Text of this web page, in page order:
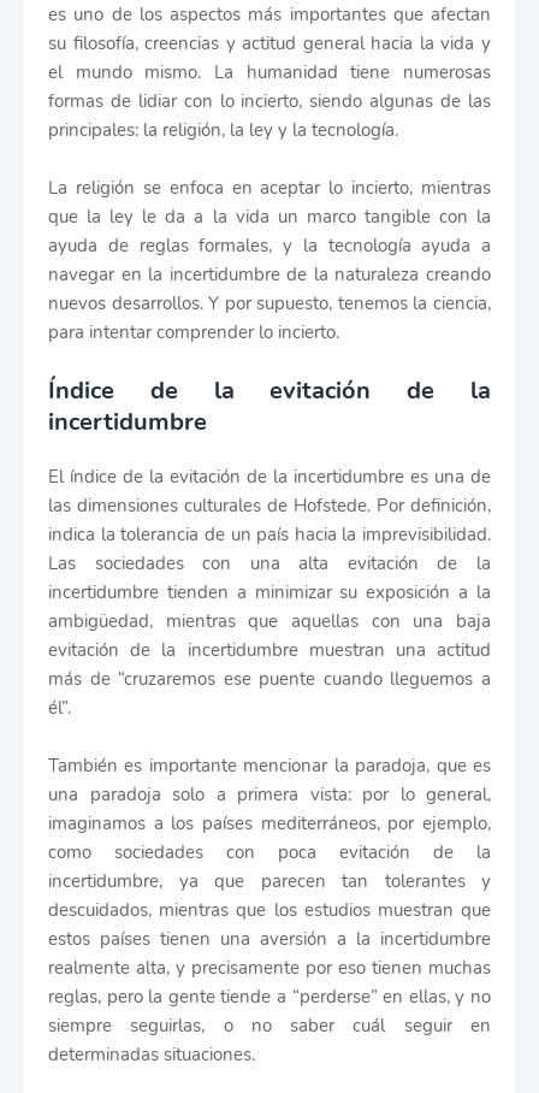
es uno de los aspectos más importantes que afectan
su filosofía, creencias y actitud general hacia la vida y
el mundo mismo. La humanidad tiene numerosas
formas de lidiar con lo incierto, siendo algunas de las
principales: la religión, la ley y la tecnología.
La religión se enfoca en aceptar lo incierto, mientras
que la ley le da a la vida un marco tangible con la
ayuda de reglas formales, y la tecnología ayuda a
navegar en la incertidumbre de la naturaleza creando
nuevos desarrollos. Y por supuesto, tenemos la ciencia,
para intentar comprender lo incierto.
Índice de la evitación de la
incertidumbre
El índice de la evitación de la incertidumbre es una de
las dimensiones culturales de Hofstede. Por definición,
indica la tolerancia de un país hacia la imprevisibilidad.
Las sociedades con una alta evitación de la
incertidumbre tienden a minimizar su exposición a la
ambigüedad, mientras que aquellas con una baja
evitación de la incertidumbre muestran una actitud
más de “cruzaremos ese puente cuando lleguemos a
él”.
También es importante mencionar la paradoja, que es
una paradoja solo a primera vista: por lo general,
imaginamos a los países mediterráneos, por ejemplo,
como sociedades con poca evitación de la
incertidumbre, ya que parecen tan tolerantes y
descuidados, mientras que los estudios muestran que
estos países tienen una aversión a la incertidumbre
realmente alta, y precisamente por eso tienen muchas
reglas, pero la gente tiende a “perderse” en ellas, y no
siempre seguirlas, o no saber cuál seguir en
determinadas situaciones.